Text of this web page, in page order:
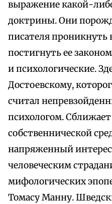
выражение какой-
доктрины. Они
писателя
постигнуть ее
и психологические.
Достоевскому,
считал
психологом.
собственнической
напряженный
человеческим
мифологических
Томасу Манну.